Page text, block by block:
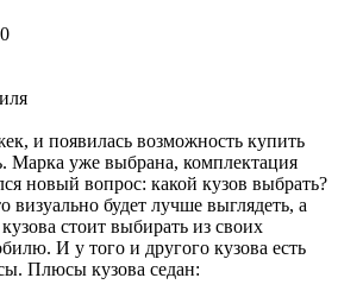
и появилась возможность купить
Марка уже выбрана, комплектация
новый вопрос: какой кузов выбрать?
визуально будет лучше выглядеть, а
стоит выбирать из своих
И у того и другого кузова есть
Плюсы кузова седан: